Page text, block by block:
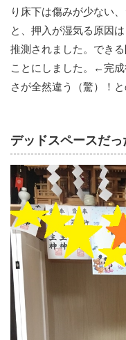
り床下は傷みが少ない
と、押入が湿気る原因
推測されました。でき
ことにしました。←完
さが全然違う（驚）！
デッドスペースだ